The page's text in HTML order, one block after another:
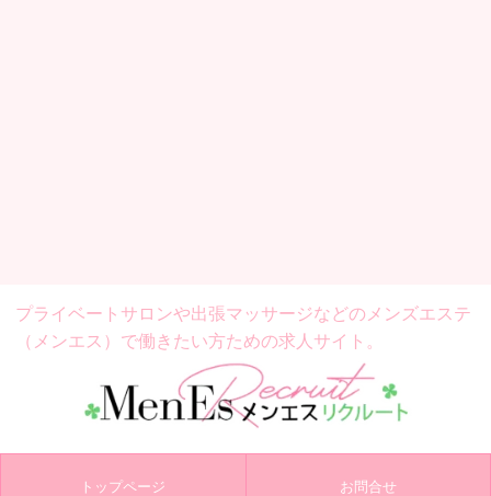
プライベートサロンや出張マッサージなどの メンズエステ
（メンエス）で働きたい方ための求人サイト。
トップページ お問合せ